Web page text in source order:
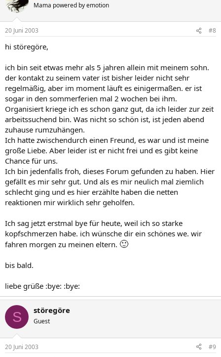
Mama powered by emotion
20 Juni 2003 #8
hi störegöre,
ich bin seit etwas mehr als 5 jahren allein mit meinem sohn.
der kontakt zu seinem vater ist bisher leider nicht sehr
regelmäßig, aber im moment läuft es einigermaßen. er ist
sogar in den sommerferien mal 2 wochen bei ihm.
Organisiert kriege ich es schon ganz gut, da ich leider zur zeit
arbeitssuchend bin. Was nicht so schön ist, ist jeden abend
zuhause rumzuhängen.
Ich hatte zwischendurch einen Freund, es war und ist meine
große Liebe. Aber leider ist er nicht frei und es gibt keine
Chance für uns.
Ich bin jedenfalls froh, dieses Forum gefunden zu haben. Hier
gefällt es mir sehr gut. Und als es mir neulich mal ziemlich
schlecht ging und es hier erzählte haben die netten
reaktionen mir wirklich sehr geholfen.
Ich sag jetzt erstmal bye für heute, weil ich so starke
kopfschmerzen habe. ich wünsche dir ein schönes we. wir
fahren morgen zu meinen eltern. 🙂
bis bald.
liebe grüße :bye: :bye:
S störegöre
Guest
20 Juni 2003 #9